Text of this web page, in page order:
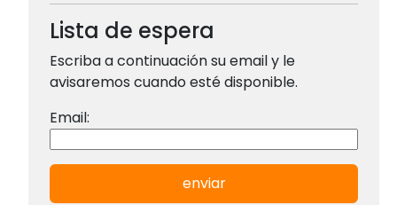
Lista de espera
Escriba a continuación su email y le
avisaremos cuando esté disponible.
Email:
enviar